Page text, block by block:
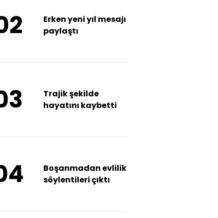
Erken yeni yıl mesajı
paylaştı
Trajik şekilde
hayatını kaybetti
Boşanmadan evlilik
söylentileri çıktı